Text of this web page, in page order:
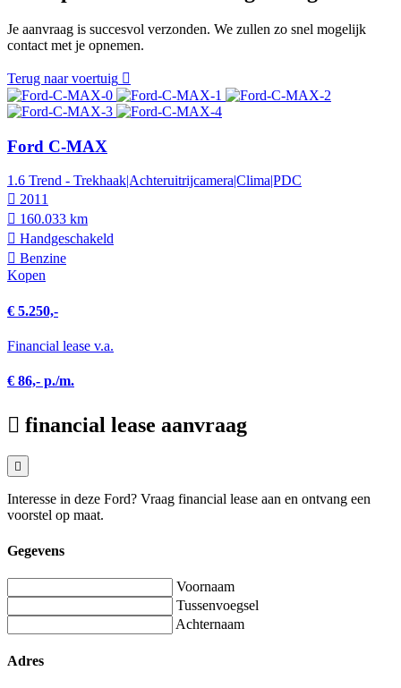
Je aanvraag is succesvol verzonden. We zullen zo snel mogelijk
contact met je opnemen.
Terug naar voertuig
Ford C-MAX
1.6 Trend - Trekhaak|Achteruitrijcamera|Clima|PDC
2011
160.033 km
Hand­geschakeld
Benzine
Kopen
€ 5.250,-
Financial lease v.a.
€ 86,- p./m.
financial lease aanvraag
Interesse in deze Ford? Vraag financial lease aan en ontvang een
voorstel op maat.
Gegevens
Voornaam
Tussenvoegsel
Achternaam
Adres